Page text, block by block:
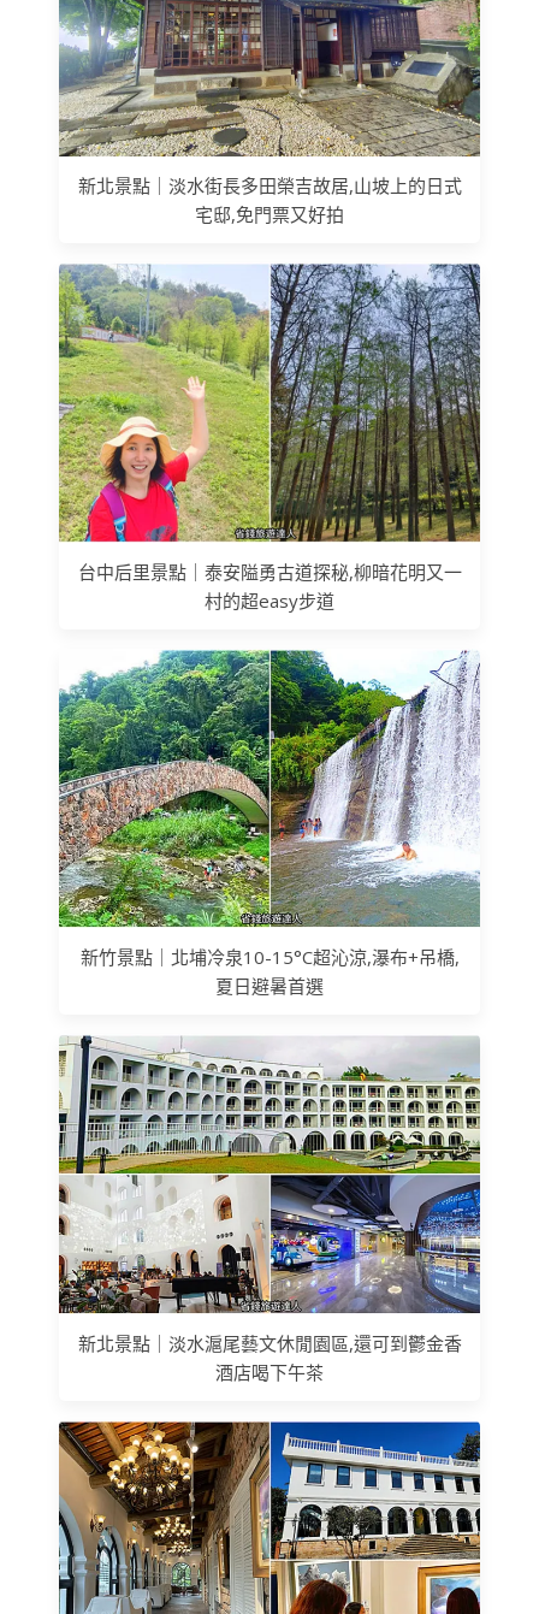
新北景點｜淡水街長多田榮吉故居,山坡上的日式
宅邸,免門票又好拍
台中后里景點｜泰安隘勇古道探秘,柳暗花明又一
村的超easy步道
新竹景點｜北埔冷泉10-15°C超沁涼,瀑布+吊橋,
夏日避暑首選
新北景點｜淡水滬尾藝文休閒園區,還可到鬱金香
酒店喝下午茶